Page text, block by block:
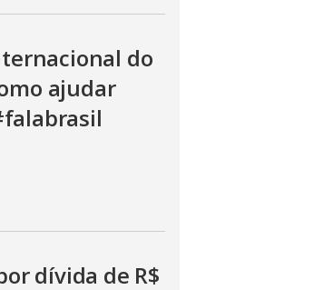
do
ajudar
dívida de R$